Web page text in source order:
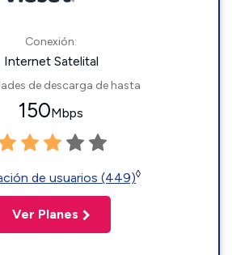
Conexión:
Internet Satelital
de descarga de hasta
150Mbps
de usuarios (449)◊
Ver Planes